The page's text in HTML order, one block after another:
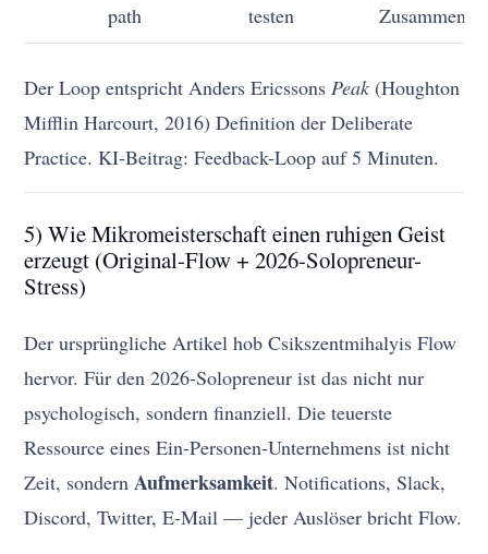
path
testen
Der Loop entspricht Anders Ericssons Peak (Houghton
Mifflin Harcourt, 2016) Definition der Deliberate
Practice. KI-Beitrag: Feedback-Loop auf 5 Minuten.
5) Wie Mikromeisterschaft einen ruhigen Geist
erzeugt (Original-Flow + 2026-Solopreneur-
Stress)
Der ursprüngliche Artikel hob Csikszentmihalyis Flow
hervor. Für den 2026-Solopreneur ist das nicht nur
psychologisch, sondern finanziell. Die teuerste
Ressource eines Ein-Personen-Unternehmens ist nicht
Zeit, sondern Aufmerksamkeit. Notifications, Slack,
Discord, Twitter, E-Mail — jeder Auslöser bricht Flow.